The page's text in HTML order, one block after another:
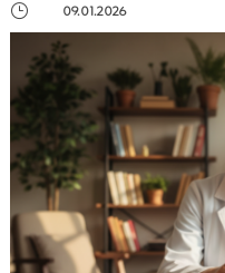
}
09.01.2026